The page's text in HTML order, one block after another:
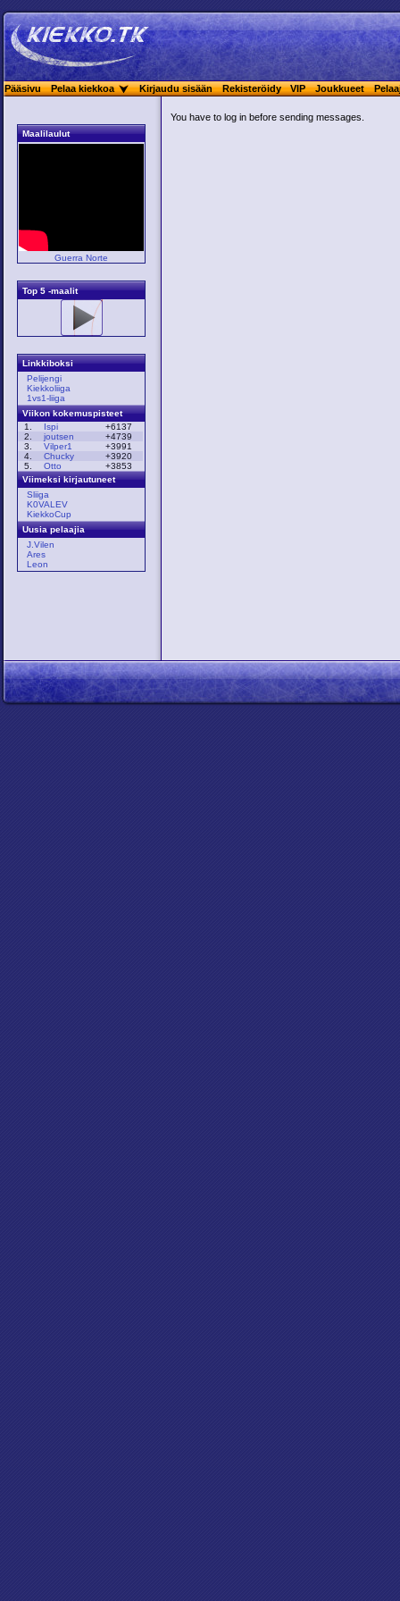
Pääsivu Pelaa kiekkoa Kirjaudu sisään Rekisteröidy VIP Joukkueet
Maalilaulut
Guerra Norte
Top 5 -maalit
Linkkiboksi
Pelijengi
Kiekkoliiga
1vs1-liiga
Viikon kokemuspisteet
1.
Ispi
+6137
2.
joutsen
+4739
3.
Vilper1
+3991
4.
Chucky
+3920
5.
Otto
+3853
Viimeksi kirjautuneet
Sliiga
K0VALEV
KiekkoCup
Uusia pelaajia
J.Vilen
Ares
Leon
You have to log in before sending messages.